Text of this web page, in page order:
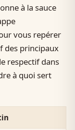
à la sauce
vous repérer
des principaux
respectif dans
à quoi sert